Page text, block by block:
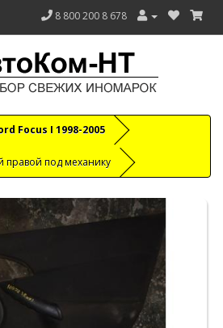
8 800 200 8 678
Focus I 1998-2005
правой под механику